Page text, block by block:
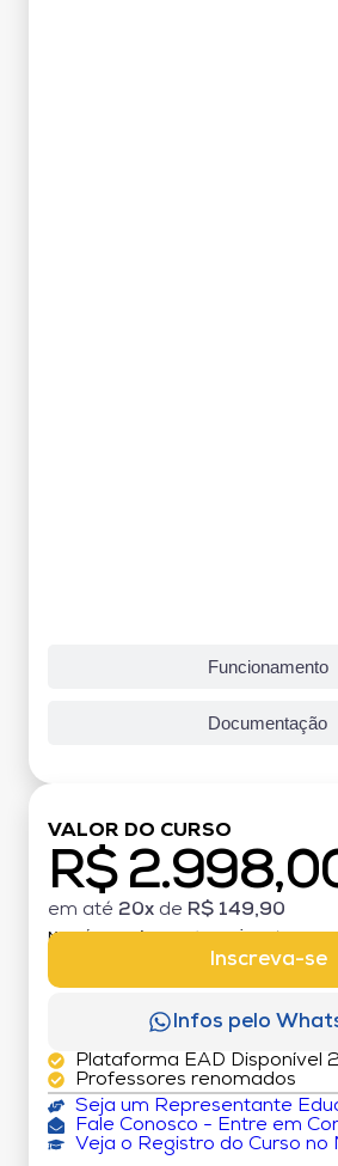
Funcionamento
Documentação
VALOR DO CURSO
R$
em até 20x de R$ 149,90
MATRÍCULA:
Inscreva-se
Infos pelo
Plataforma EAD Disponível
Professores renomados
Seja um Representante
Fale Conosco - Entre em
Veja o Registro do Curso no